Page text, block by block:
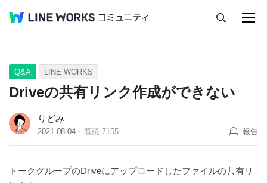
Q&A Tips Ideas
Q&A LINE WORKS
Driveの共有リンク作成ができない
りどみ
2021.08.04 既読 7155 報告
トークグループのDriveにアップロードしたファイルの共有リ